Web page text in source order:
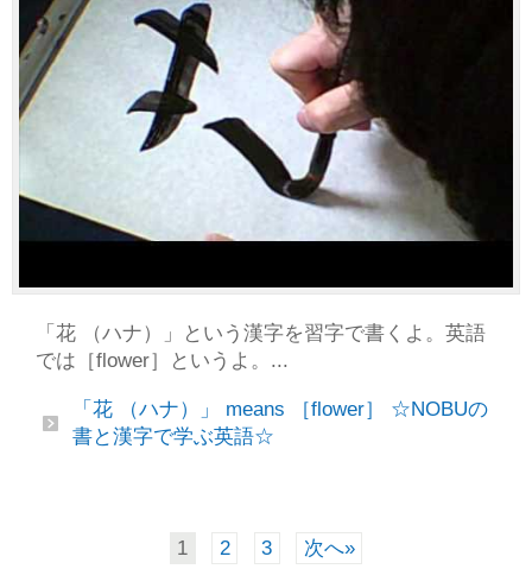
「花 （ハナ）」という漢字を習字で書くよ。英語
では［flower］というよ。...
「花 （ハナ）」 means ［flower］ ☆NOBUの
書と漢字で学ぶ英語☆
1 2 3 次へ»